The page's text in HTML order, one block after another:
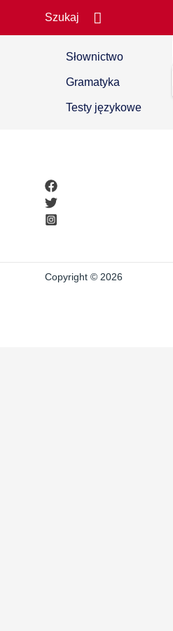
Szukaj Search
Słownictwo
Gramatyka
Testy językowe
Copyright © 2026